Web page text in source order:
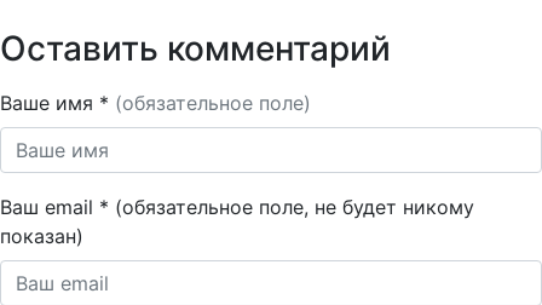
Оставить комментарий
Ваше имя * (обязательное поле)
Ваш email * (обязательное поле, не будет никому
показан)